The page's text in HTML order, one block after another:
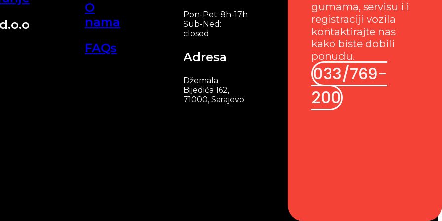
O
nama
FAQs
Pon-Pet: 8h-17h
Sub-Ned:
closed
Adresa
Džemala
Bijedića 162,
71000, Sarajevo
gumama, servisu ili
registraciji vozila
kontaktirajte nas
kako biste dobili
ponudu.
033/769-
200